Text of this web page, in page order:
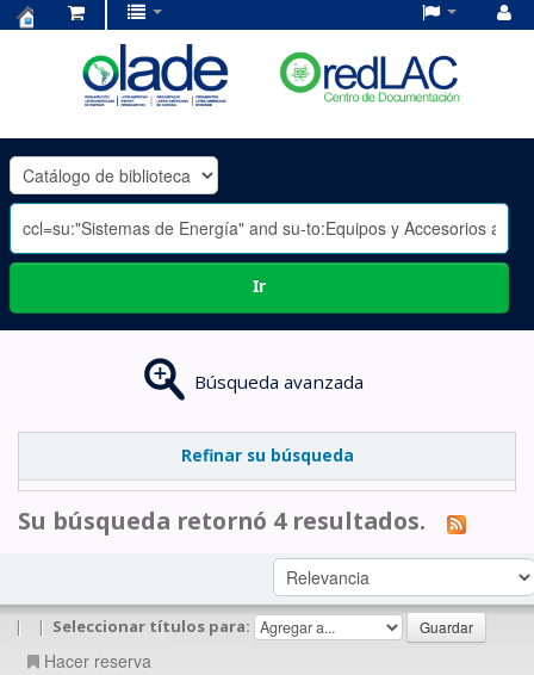
OLADE
-
Ir
Búsqueda avanzada
Refinar su búsqueda
Su búsqueda retornó 4 resultados.
| | Seleccionar títulos para:
Hacer reserva